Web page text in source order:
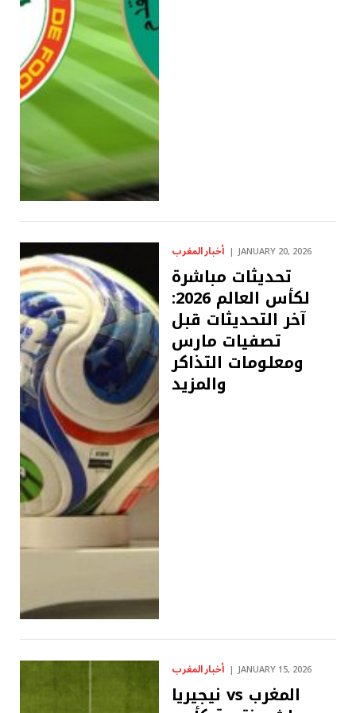
أخبار المغرب JANUARY 20, 2026
تحديثات مباشرة
لكأس العالم 2026:
آخر التحديثات قبل
تصفيات مارس
ومعلومات التذاكر
والمزيد
أخبار المغرب JANUARY 15, 2026
نيجيريا vs المغرب